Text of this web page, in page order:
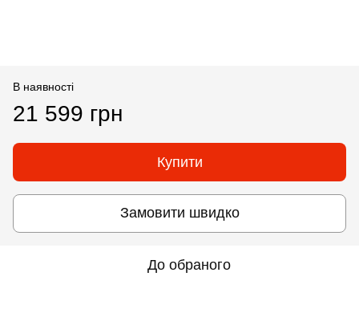
В наявності
21 599 грн
Купити
Замовити швидко
До обраного